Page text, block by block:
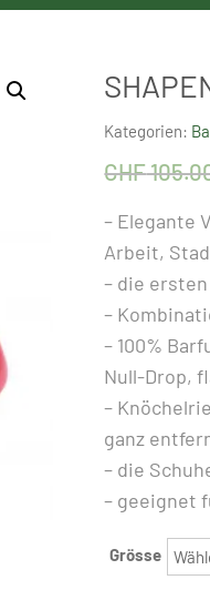
Kategorien:
CHF
– Elegante
Arbeit,
– die
–
– 100%
Null-Drop,
–
ganz
– die
– geeignet
Grösse